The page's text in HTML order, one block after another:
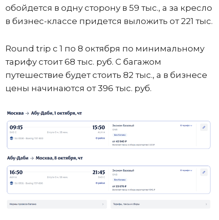
обойдется в одну сторону в 59 тыс., а за кресло
в бизнес-классе придется выложить от 221 тыс.
Round trip с 1 по 8 октября по минимальному
тарифу стоит 68 тыс. руб. С багажом
путешествие будет стоить 82 тыс., а в бизнесе
цены начинаются от 396 тыс. руб.